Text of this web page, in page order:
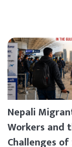
Nepali
Workers and
Challenges